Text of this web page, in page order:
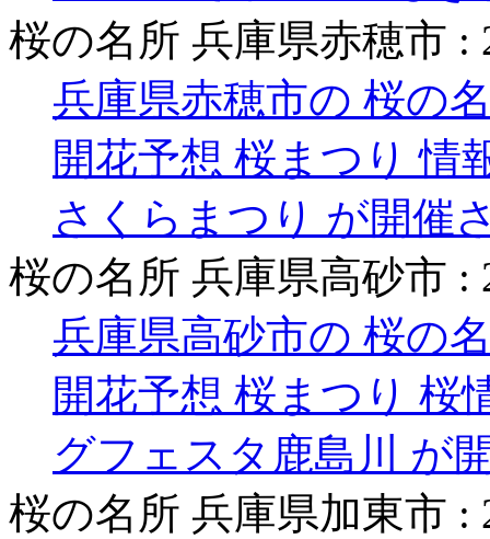
桜の名所 兵庫県赤穂市 :
兵庫県赤穂市の 桜の
開花予想 桜まつり 情
さくらまつり が開催
桜の名所 兵庫県高砂市 :
兵庫県高砂市の 桜の
開花予想 桜まつり 桜
グフェスタ鹿島川 が
桜の名所 兵庫県加東市 :